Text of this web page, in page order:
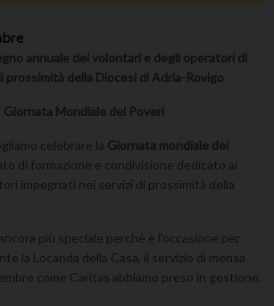
annuale dei volontari e degli operatori di
prossimità della Diocesi di Adria-Rovigo
Mondiale dei Poveri
celebrare la Giornata mondiale dei
di formazione e condivisione dedicato ai
impegnati nei servizi di prossimità della
più speciale perchè è l’occasione per
la Locanda della Casa, il servizio di mensa
come Caritas abbiamo preso in gestione.